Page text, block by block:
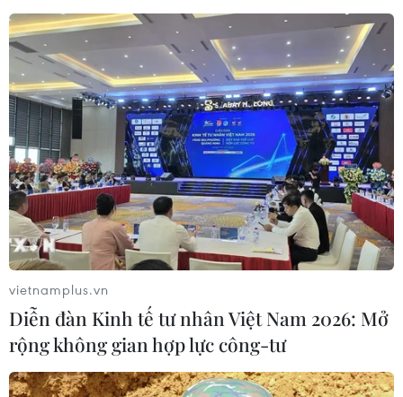
Lâm Đồng vào cao điểm vụ cá Nam,
ngư dân phấn khởi vươn khơi
06/08/2026 09:06
Giá dầu tăng khi nhà đầu tư thận
trọng trước tình hình Trung Đông
06/08/2026 09:03
chạm mức cao nhất trong 7 tuần
06/08/2026 08:36
vietnamplus.vn
Diễn đàn Kinh tế tư nhân Việt Nam 2026: Mở
rộng không gian hợp lực công-tư